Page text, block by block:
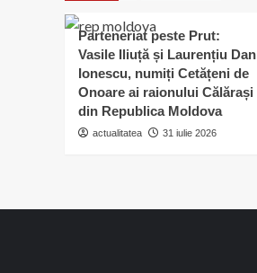
„Antim
Ivireanul”
din
Călărași
au
primit
Parteneriat peste Prut:
Vasile Iliuță și Laurențiu Dan
Ionescu, numiți Cetățeni de
Onoare ai raionului Călărași
din Republica Moldova
actualitatea 31 iulie 2026